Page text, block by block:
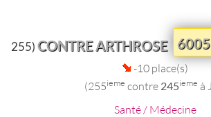
255)CONTRE ARTHROSE 6005
-10 place(s)
(255ieme contre 245ieme à
Santé / Médecine